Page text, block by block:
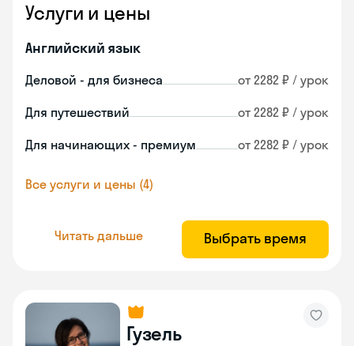
Услуги и цены
Английский язык
Деловой - для бизнеса от 2282 ₽ / урок
Для путешествий от 2282 ₽ / урок
Для начинающих - премиум от 2282 ₽ / урок
Все услуги и цены (4)
Читать дальше Выбрать время
Гузель